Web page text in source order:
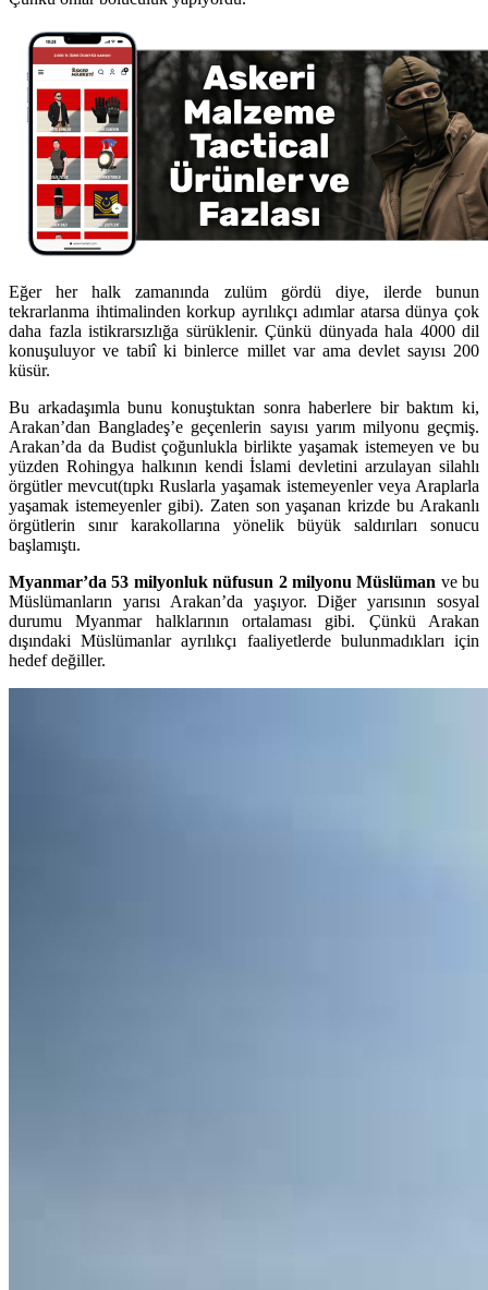
Eğer her halk zamanında zulüm gördü diye, ilerde bunun
tekrarlanma ihtimalinden korkup ayrılıkçı adımlar atarsa dünya çok
daha fazla istikrarsızlığa sürüklenir. Çünkü dünyada hala 4000 dil
konuşuluyor ve tabiî ki binlerce millet var ama devlet sayısı 200
küsür.
Bu arkadaşımla bunu konuştuktan sonra haberlere bir baktım ki,
Arakan’dan Bangladeş’e geçenlerin sayısı yarım milyonu geçmiş.
Arakan’da da Budist çoğunlukla birlikte yaşamak istemeyen ve bu
yüzden Rohingya halkının kendi İslami devletini arzulayan silahlı
örgütler mevcut(tıpkı Ruslarla yaşamak istemeyenler veya Araplarla
yaşamak istemeyenler gibi). Zaten son yaşanan krizde bu Arakanlı
örgütlerin sınır karakollarına yönelik büyük saldırıları sonucu
başlamıştı.
Myanmar’da 53 milyonluk nüfusun 2 milyonu Müslüman ve bu
Müslümanların yarısı Arakan’da yaşıyor. Diğer yarısının sosyal
durumu Myanmar halklarının ortalaması gibi. Çünkü Arakan
dışındaki Müslümanlar ayrılıkçı faaliyetlerde bulunmadıkları için
hedef değiller.